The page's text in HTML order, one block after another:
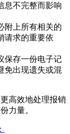
息不完整而影响
附上所有相关的
请求的重要依
保存一份电子记
免出现遗失或混
高效地处理报销
力量。